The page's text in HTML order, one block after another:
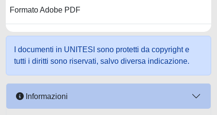
Formato Adobe PDF
I documenti in UNITESI sono protetti da copyright e
tutti i diritti sono riservati, salvo diversa indicazione.
Informazioni